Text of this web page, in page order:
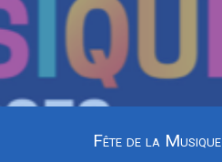
Fête de la Musique